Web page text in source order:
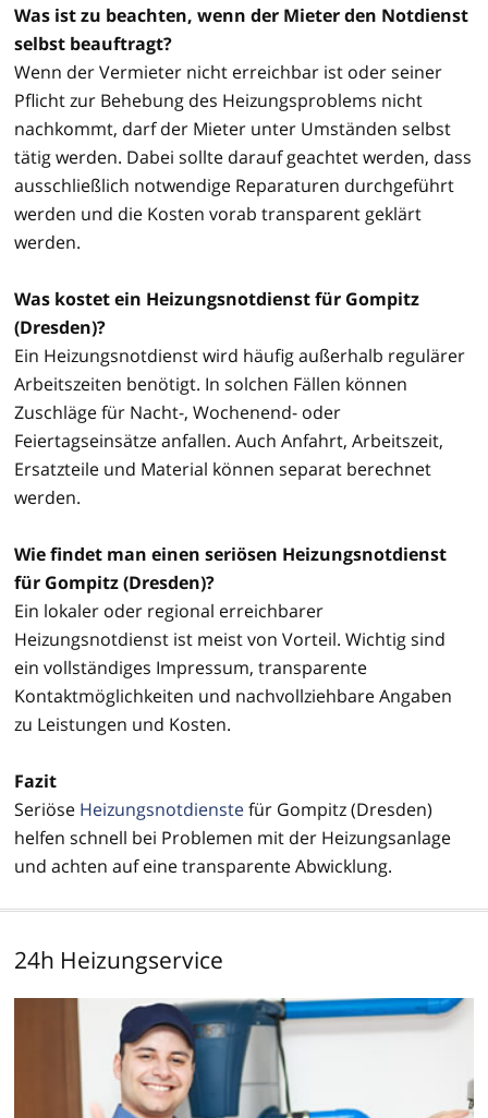
Was ist zu beachten, wenn der Mieter den Notdienst
selbst beauftragt?
Wenn der Vermieter nicht erreichbar ist oder seiner
Pflicht zur Behebung des Heizungsproblems nicht
nachkommt, darf der Mieter unter Umständen selbst
tätig werden. Dabei sollte darauf geachtet werden, dass
ausschließlich notwendige Reparaturen durchgeführt
werden und die Kosten vorab transparent geklärt
werden.
Was kostet ein Heizungsnotdienst für Gompitz
(Dresden)?
Ein Heizungsnotdienst wird häufig außerhalb regulärer
Arbeitszeiten benötigt. In solchen Fällen können
Zuschläge für Nacht-, Wochenend- oder
Feiertagseinsätze anfallen. Auch Anfahrt, Arbeitszeit,
Ersatzteile und Material können separat berechnet
werden.
Wie findet man einen seriösen Heizungsnotdienst
für Gompitz (Dresden)?
Ein lokaler oder regional erreichbarer
Heizungsnotdienst ist meist von Vorteil. Wichtig sind
ein vollständiges Impressum, transparente
Kontaktmöglichkeiten und nachvollziehbare Angaben
zu Leistungen und Kosten.
Fazit
Seriöse Heizungsnotdienstefür Gompitz (Dresden)
helfen schnell bei Problemen mit der Heizungsanlage
und achten auf eine transparente Abwicklung.
24h Heizungservice